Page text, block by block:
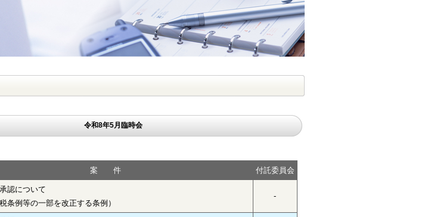
令和8年5月臨時会
案 件 付託委員会
認について
条例等の一部を改正する条例）
-